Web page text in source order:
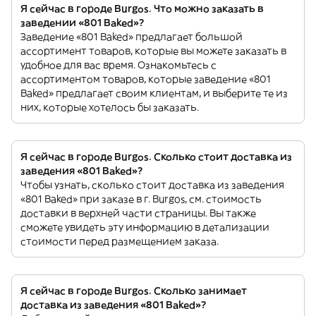
Я сейчас в городе Burgos. Что можно заказать в
заведении «801 Baked»?
Заведение «801 Baked» предлагает большой
ассортимент товаров, которые вы можете заказать в
удобное для вас время. Ознакомьтесь с
ассортиментом товаров, которые заведение «801
Baked» предлагает своим клиентам, и выберите те из
них, которые хотелось бы заказать.
Я сейчас в городе Burgos. Сколько стоит доставка из
заведения «801 Baked»?
Чтобы узнать, сколько стоит доставка из заведения
«801 Baked» при заказе в г. Burgos, см. стоимость
доставки в верхней части страницы. Вы также
сможете увидеть эту информацию в детализации
стоимости перед размещением заказа.
Я сейчас в городе Burgos. Сколько занимает
доставка из заведения «801 Baked»?